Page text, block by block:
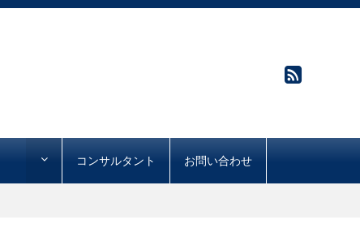
コンサルタント お問い合わせ